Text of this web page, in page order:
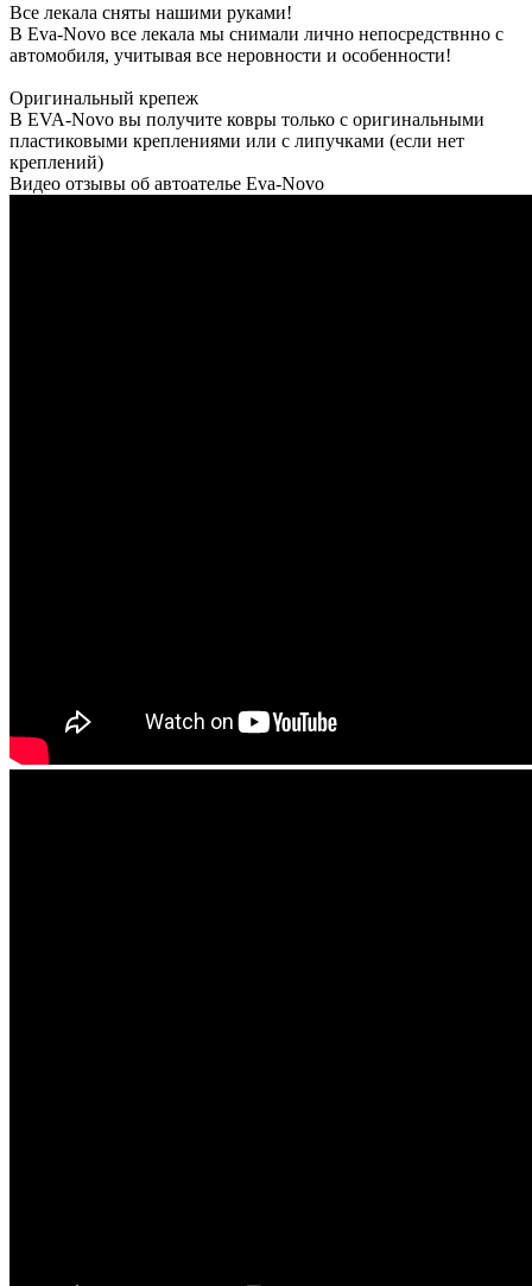
Все лекала сняты нашими руками!
В Eva-Novo все лекала мы снимали лично непосредствнно с
автомобиля, учитывая все неровности и особенности!
Оригинальный крепеж
В EVA-Novo вы получите ковры только с оригинальными
пластиковыми креплениями или с липучками (если нет
креплений)
Видео отзывы об автоателье Eva-Novo